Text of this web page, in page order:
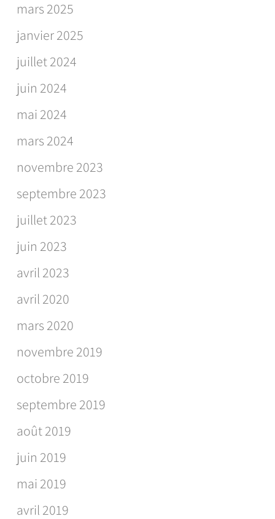
mars 2025
janvier 2025
juillet 2024
juin 2024
mai 2024
mars 2024
novembre 2023
septembre 2023
juillet 2023
juin 2023
avril 2023
avril 2020
mars 2020
novembre 2019
octobre 2019
septembre 2019
août 2019
juin 2019
mai 2019
avril 2019